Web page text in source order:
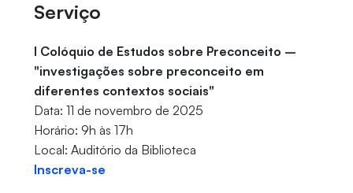
Serviço
I Colóquio de Estudos sobre Preconceito –
"investigações sobre preconceito em
diferentes contextos sociais"
Data: 11 de novembro de 2025
Horário: 9h às 17h
Local: Auditório da Biblioteca
Inscreva-se